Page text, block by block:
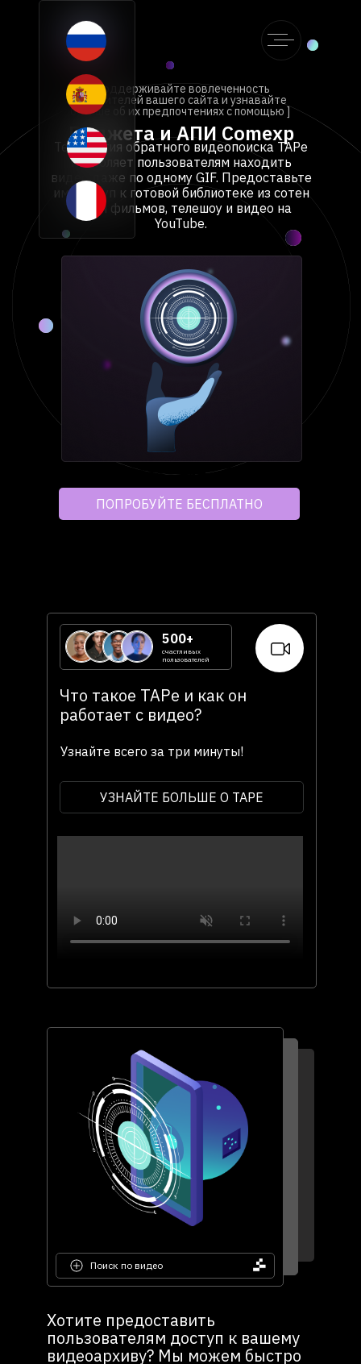
News research &
development
Demo videos
Widget / API tools
Comexp telegram bot
Reverse video search
About TAPe
About theory
[ Поддерживайте вовлеченность
посетителей вашего сайта и узнавайте
больше об их предпочтениях с помощью ]
Виджета и АПИ Comexp
Технология обратного видеопоиска TAPe
позволяет пользователям находить
видео даже по одному GIF. Предоставьте
им доступ к готовой библиотеке из сотен
тысяч фильмов, телешоу и видео на
YouTube.
ПОПРОБУЙТЕ БЕСПЛАТНО
500+
счастливых
пользователей
Что такое TAPe и как он
работает с видео?
Узнайте всего за три минуты!
УЗНАЙТЕ БОЛЬШЕ О TAPE
Поиск по видео
Хотите предоставить
пользователям доступ к вашему
видеоархиву? Мы можем быстро